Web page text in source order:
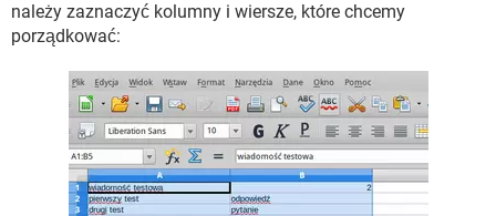
należy zaznaczyć kolumny i wiersze, które chcemy
porządkować: